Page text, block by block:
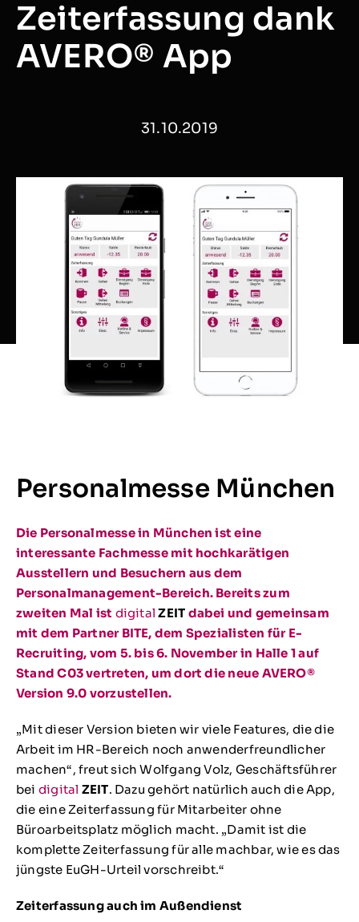
Zeiterfassung dank
AVERO® App
31.10.2019
Personalmesse München
Die Personalmesse in München ist eine
interessante Fachmesse mit hochkarätigen
Ausstellern und Besuchern aus dem
Personalmanagement-Bereich. Bereits zum
zweiten Mal ist digitalZEIT dabei und gemeinsam
mit dem Partner BITE, dem Spezialisten für E-
Recruiting, vom 5. bis 6. November in Halle 1 auf
Stand C03 vertreten, um dort die neue AVERO®
Version 9.0 vorzustellen.
„Mit dieser Version bieten wir viele Features, die die
Arbeit im HR-Bereich noch anwenderfreundlicher
machen“, freut sich Wolfgang Volz, Geschäftsführer
bei digital ZEIT. Dazu gehört natürlich auch die App,
die eine Zeiterfassung für Mitarbeiter ohne
Büroarbeitsplatz möglich macht. „Damit ist die
komplette Zeiterfassung für alle machbar, wie es das
jüngste EuGH-Urteil vorschreibt.“
Zeiterfassung auch im Außendienst